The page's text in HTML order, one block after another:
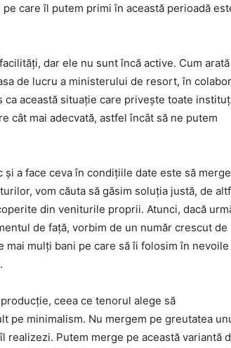
care îl putem primi în această perioadă
dar ele nu sunt încă active. Cum arată
de lucru a ministerului de resort, în
această situație care privește toate
cât mai adecvată, astfel încât să ne putem
a face ceva în condițiile date este să
vom căuta să găsim soluția justă, de
din veniturile proprii. Atunci, dacă
de față, vorbim de un număr crescut de
mai mulți bani pe care să îi folosim în nevoile
ceea ce tenorul alege să
pe minimalism. Nu mergem pe greutatea
Putem merge pe această variantă